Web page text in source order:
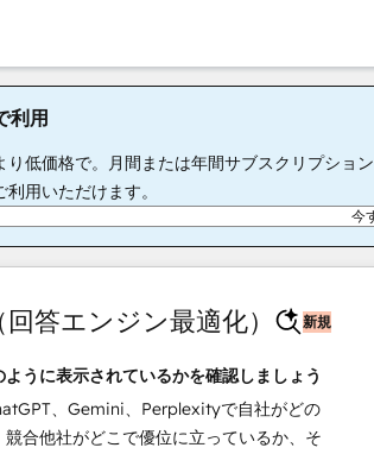
利用
り低価格で。月間または年間サブスクリプシ
用いただけます。
今
答エンジン最適化） 新規
うに表示されているかを確認しましょう
、Gemini、Perplexityで自社がどの
合他社がどこで優位に立っているか、そ